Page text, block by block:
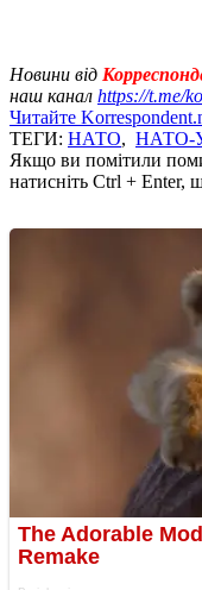
Новини від
наш канал https://t.me/
Читайте
ТЕГИ: НАТО, НАТО-
Якщо ви помітили
натисніть Ctrl + Enter,